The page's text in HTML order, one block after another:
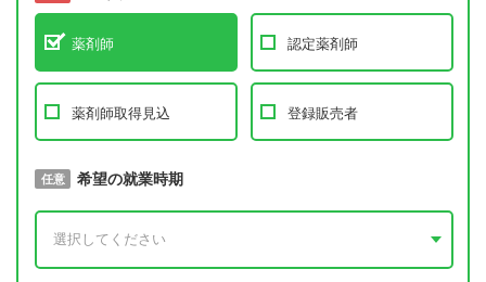
薬剤師 認定薬剤師
薬剤師取得見込 登録販売者
必須 取得予定年
任意 希望の就業時期